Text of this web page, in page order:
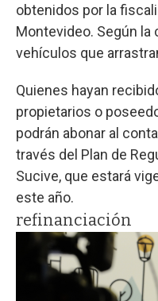
obtenidos por la
Montevideo. Según la
vehículos que
Quienes hayan
propietarios o
podrán abonar al
través del Plan de
Sucive, que estará
este año.
refinanciación